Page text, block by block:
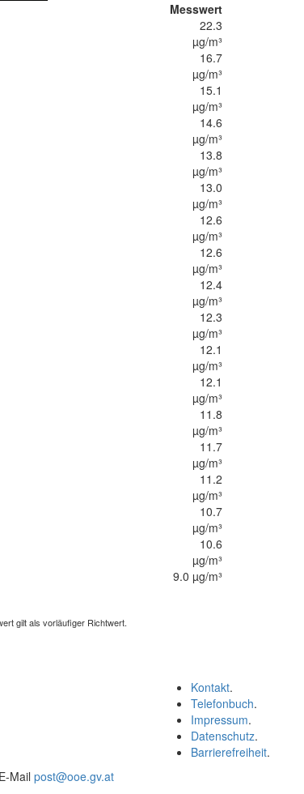
Messwert
22.3
µg/m³
16.7
µg/m³
15.1
µg/m³
14.6
µg/m³
13.8
µg/m³
13.0
µg/m³
12.6
µg/m³
12.6
µg/m³
12.4
µg/m³
12.3
µg/m³
12.1
µg/m³
12.1
µg/m³
11.8
µg/m³
11.7
µg/m³
11.2
µg/m³
10.7
µg/m³
10.6
µg/m³
9.0 µg/m³
gilt als vorläufiger Richtwert.
Kontakt.
Telefonbuch.
Impressum.
Datenschutz.
Barrierefreiheit.
Mail post@ooe.gv.at